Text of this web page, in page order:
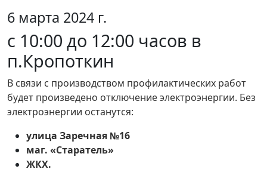
6 марта 2024 г.
с 10:00 до 12:00 часов в
п.Кропоткин
В связи с производством профилактических работ
будет произведено отключение электроэнергии. Без
электроэнергии останутся:
улица Заречная №16
маг. «Старатель»
ЖКХ.